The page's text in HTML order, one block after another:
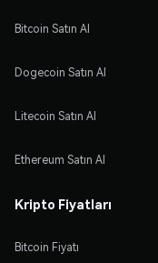
Bitcoin Satın Al
Dogecoin Satın Al
Litecoin Satın Al
Ethereum Satın Al
Kripto Fiyatları
Bitcoin Fiyatı